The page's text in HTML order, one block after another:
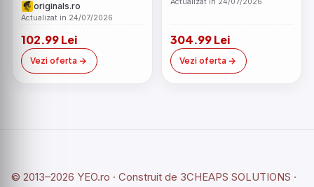
originals.ro
Actualizat in 24/07/2026
102.99 Lei
Vezi oferta
304.99 Lei
Vezi oferta
© 2013–2026 YEO.ro · Construit de 3CHEAPS SOLUTIONS ·